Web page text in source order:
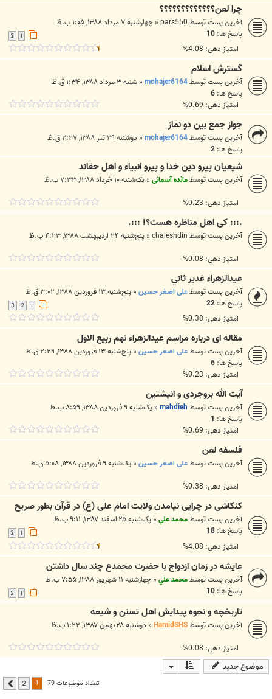
چرا لعن؟؟؟؟؟؟؟؟؟؟؟؟؟
آخرین پست توسطpars550
« چهارشنبه ۷ مرداد ۱۳۸۸, ۱:۰۵ ب.ظ
پاسخ ها: 10
امتیاز دهی: 4.08%
گسترش اسلام
آخرین پست توسطmohajer6164
« شنبه ۳ مرداد ۱۳۸۸, ۱:۳۴ ق.ظ
پاسخ ها: 6
امتیاز دهی: 0.69%
جواز جمع بين دو نماز
آخرین پست توسطmohajer6164
« دوشنبه ۲۹ تیر ۱۳۸۸, ۲:۲۷ ق.ظ
پاسخ ها: 2
شيعيان پيرو دين خدا و پيرو انبياء و اهل حق‏اند
آخرین پست توسطمائده آسمانی« یک‌شنبه ۱۰ خرداد ۱۳۸۸, ۷:۳۳ ب.ظ
امتیاز دهی: 0.23%
.::: کی اهل مناظره هست؟! :::.
آخرین پست توسطchaleshdin
« پنج‌شنبه ۲۴ اردیبهشت ۱۳۸۸, ۴:۲۳ ب.ظ
امتیاز دهی: 0.08%
عيدالزهراء غدير ثاني
آخرین پست توسطعلی اصغر حسین« پنج‌شنبه ۱۳ فروردین ۱۳۸۸, ۳:۰۲ ق.ظ
پاسخ ها: 22
3
امتیاز دهی: 0.38%
مقاله ای درباره مراسم عیدالزهراء نهم ربیع الاول
آخرین پست توسطعلی اصغر حسین« پنج‌شنبه ۱۳ فروردین ۱۳۸۸, ۲:۲۹ ق.ظ
پاسخ ها: 6
امتیاز دهی: 0.23%
آیت الله بروجردی و انیشتین
آخرین پست توسطmahdieh
« یک‌شنبه ۹ فروردین ۱۳۸۸, ۸:۵۹ ب.ظ
پاسخ ها: 1
امتیاز دهی: 0.69%
فلسفه لعن
آخرین پست توسطعلی اصغر حسین« یک‌شنبه ۹ فروردین ۱۳۸۸, ۵:۰۸ ق.ظ
امتیاز دهی: 0.38%
کنکاشی در چرایی نیامدن ولایت امام علی (ع) در قرآن بطور صریح
آخرین پست توسطمحمد علي« یک‌شنبه ۲۵ اسفند ۱۳۸۷, ۹:۱۱ ب.ظ
پاسخ ها: 18
امتیاز دهی: 4.08%
عایشه در زمان ازدواج با حضرت محمدع چند سال داشتن
آخرین پست توسطمحمد علي« چهارشنبه ۱۱ شهریور ۱۳۸۸, ۷:۵۵ ب.ظ
پاسخ ها: 10
تاريخچه و نحوه پيدايش اهل تسنن و شيعه
آخرین پست توسطHamidSHS
« دوشنبه ۲۸ بهمن ۱۳۸۷, ۱:۲۲ ب.ظ
امتیاز دهی: 0.08%
موضوع جدید
تعداد موضوعات 79 2 بعدی